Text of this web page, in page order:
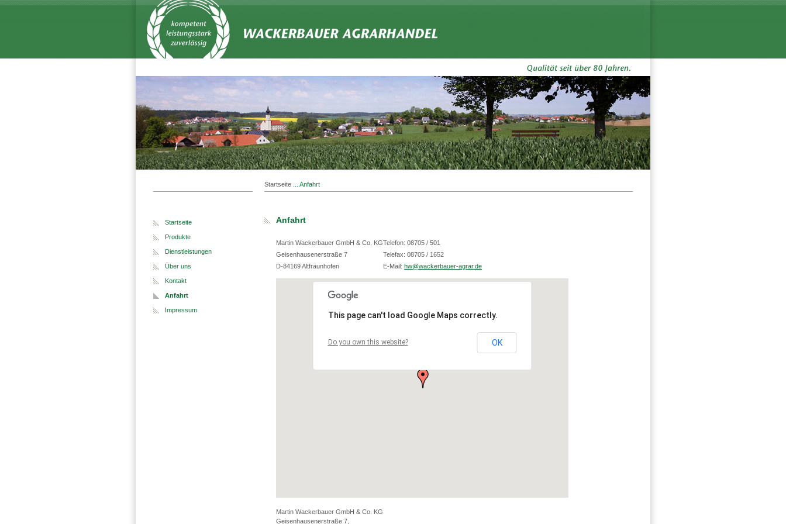
Startseite ... Anfahrt
Startseite
Produkte
Dienstleistungen
Über uns
Kontakt
Anfahrt
Impressum
Anfahrt
Martin Wackerbauer GmbH & Co. KGTelefon: 08705 / 501
Geisenhausenerstraße 7
Telefax: 08705 / 1652
D-84169 Altfraunhofen
E-Mail: hw@wackerbauer-agrar.de
This page can't load Google Maps correctly.
Do you own this website? OK
Martin Wackerbauer GmbH & Co. KG
Geisenhausenerstraße 7,